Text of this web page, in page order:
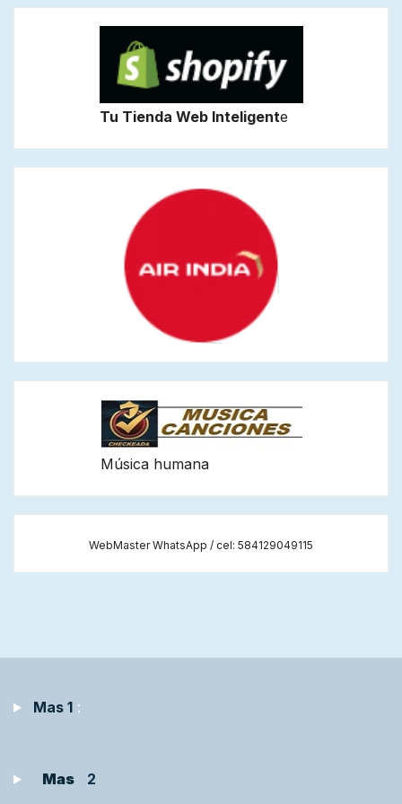
Tu Tienda Web Inteligente
Música humana
WebMaster WhatsApp / cel: 584129049115
Mas 1 :
Mas 2